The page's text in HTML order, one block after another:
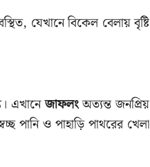
যেখানে বিকেল বেলায় বৃষ্টি
এখানেজাফলংঅত্যন্ত জনপ্রিয়
পানি ও পাহাড়ি পাথরের খেলা